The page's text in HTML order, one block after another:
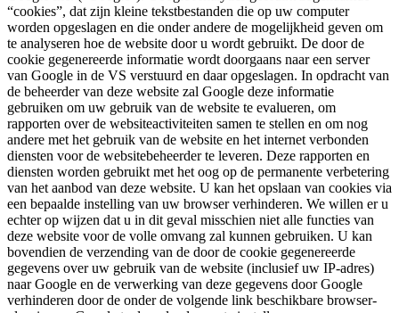
“cookies”, dat zijn kleine tekstbestanden die op uw computer
worden opgeslagen en die onder andere de mogelijkheid geven om
te analyseren hoe de website door u wordt gebruikt. De door de
cookie gegenereerde informatie wordt doorgaans naar een server
van Google in de VS verstuurd en daar opgeslagen. In opdracht van
de beheerder van deze website zal Google deze informatie
gebruiken om uw gebruik van de website te evalueren, om
rapporten over de websiteactiviteiten samen te stellen en om nog
andere met het gebruik van de website en het internet verbonden
diensten voor de websitebeheerder te leveren. Deze rapporten en
diensten worden gebruikt met het oog op de permanente verbetering
van het aanbod van deze website. U kan het opslaan van cookies via
een bepaalde instelling van uw browser verhinderen. We willen er u
echter op wijzen dat u in dit geval misschien niet alle functies van
deze website voor de volle omvang zal kunnen gebruiken. U kan
bovendien de verzending van de door de cookie gegenereerde
gegevens over uw gebruik van de website (inclusief uw IP-adres)
naar Google en de verwerking van deze gegevens door Google
verhinderen door de onder de volgende link beschikbare browser-